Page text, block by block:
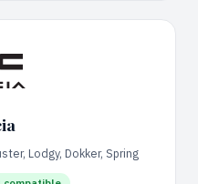
Lodgy, Dokker, Spring